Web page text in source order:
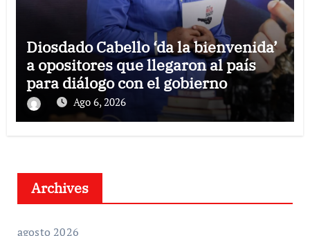
Diosdado Cabello ‘da la bienvenida’
a opositores que llegaron al país
para diálogo con el gobierno
Ago 6, 2026
Archives
agosto 2026